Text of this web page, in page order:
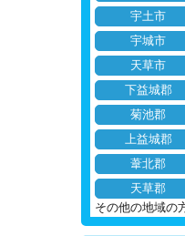
宇土市
宇城市
天草市
下益城郡
菊池郡
上益城郡
葦北郡
天草郡
その他の地域の